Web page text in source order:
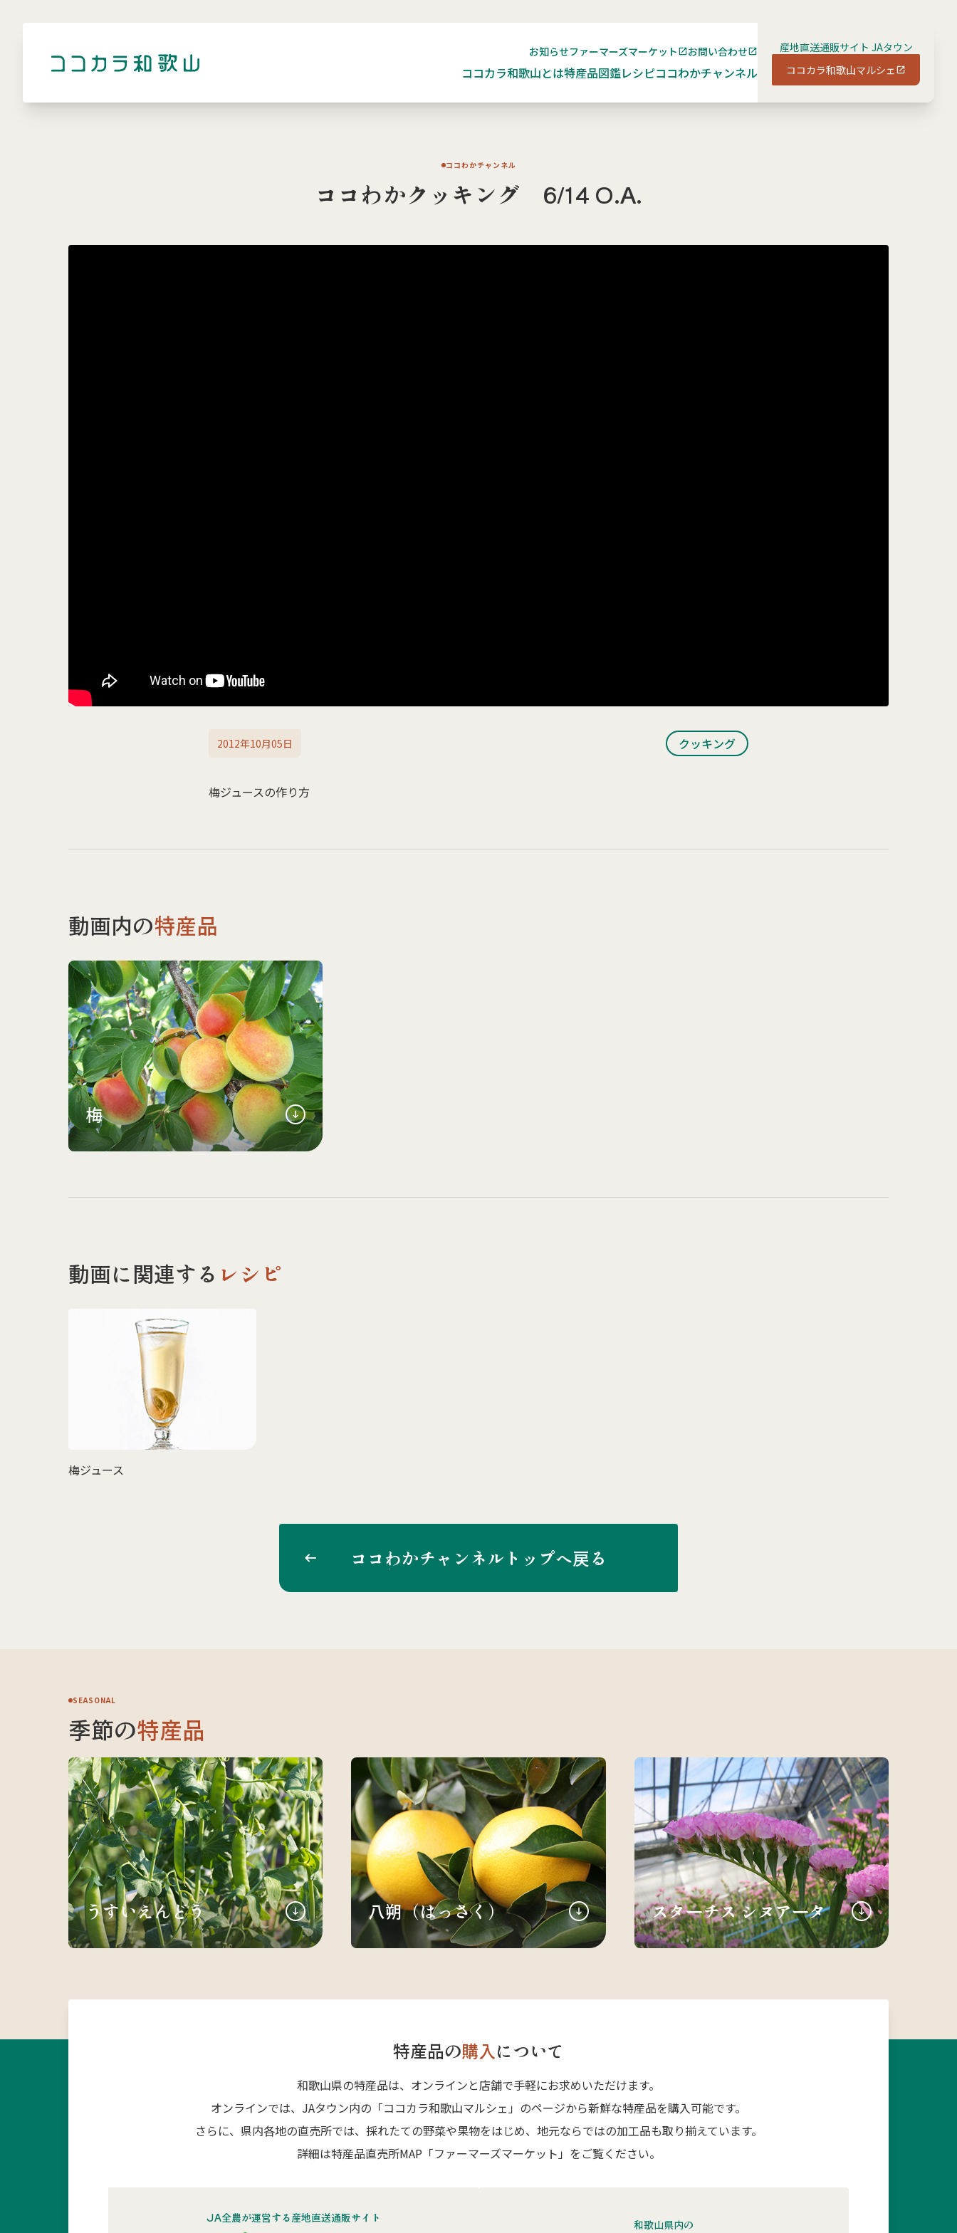
お知らせファーマーズマーケット お問い合わせ
ココカラ和歌山とは特産品図鑑レシピココわかチャンネル
産地直送通販サイト JAタウン
ココカラ和歌山マルシェ
ココわかチャンネル
ココわかクッキング 6/14 O.A.
2012年10月05日 クッキング
梅ジュースの作り方
動画内の特産品
梅
動画に関連する レシピ
梅ジュース
ココわかチャンネルトップへ戻る
SEASONAL
季節の特産品
うすいえんどう 八朔（はっさく） スターチス シヌアータ
特産品の購入について
和歌山県の特産品は、オンラインと店舗で手軽にお求めいただけます。
オンラインでは、JAタウン内の「ココカラ和歌山マルシェ」のページから新鮮な特産品を購入可能です。
さらに、県内各地の直売所では、採れたての野菜や果物をはじめ、地元ならではの加工品も取り揃えています。
詳細は特産品直売所MAP「ファーマーズマーケット」をご覧ください。
JA全農が運営する産地直送通販サイト
和歌山県内の